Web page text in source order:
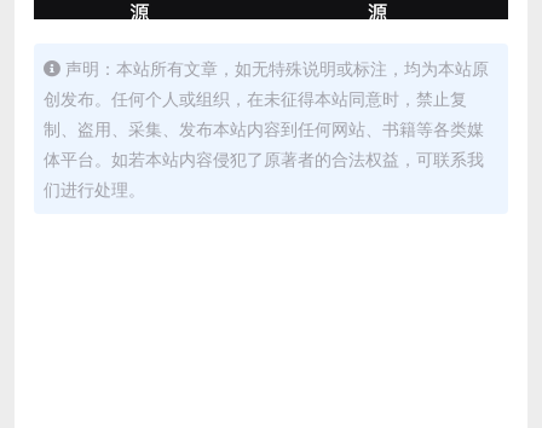
声明：本站所有文章，如无特殊说明或标注，均为本站原
创发布。任何个人或组织，在未征得本站同意时，禁止复
制、盗用、采集、发布本站内容到任何网站、书籍等各类媒
体平台。如若本站内容侵犯了原著者的合法权益，可联系我
们进行处理。